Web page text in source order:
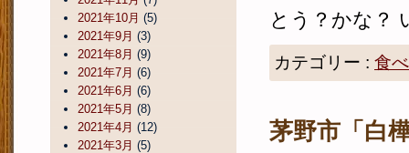
とう？かな？
カテゴリー : 食
茅野市「白
2021年10月 (5)
2021年9月 (3)
2021年8月 (9)
2021年7月 (6)
2021年6月 (6)
2021年5月 (8)
2021年4月 (12)
2021年3月 (5)